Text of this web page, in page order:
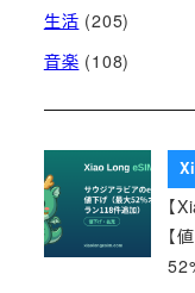
生活 (205)
音楽 (108)
【
【